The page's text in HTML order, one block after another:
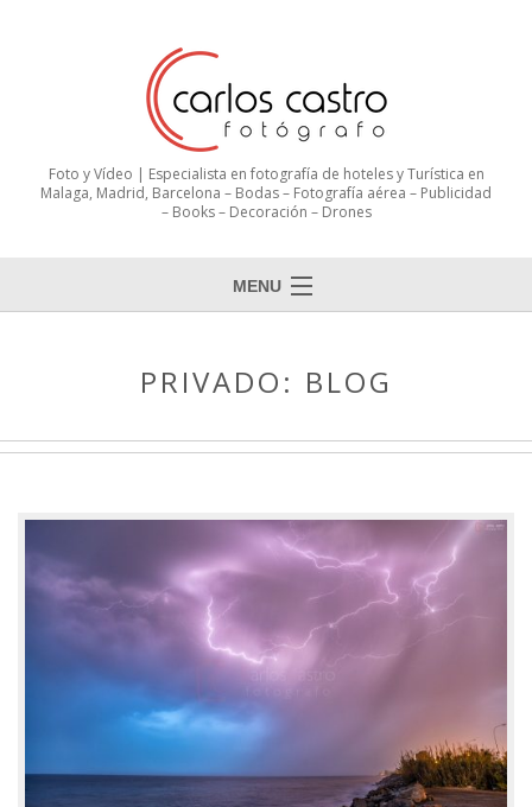
Foto y Vídeo | Especialista en fotografía de hoteles y Turística en
Malaga, Madrid, Barcelona – Bodas – Fotografía aérea – Publicidad
– Books – Decoración – Drones
MENU
PRIVADO: BLOG